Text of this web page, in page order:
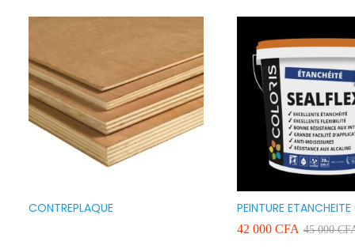
CONTREPLAQUE
PEINTURE
SEAFLEX 20KG
BLANC VERT ET GRIS
42 000 CFA 45 000